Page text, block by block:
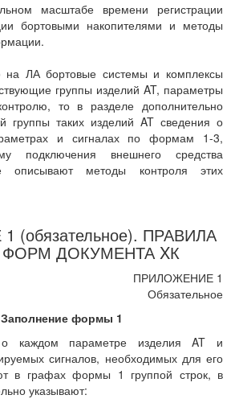
масштабе времени регистрации
бортовыми накопителями и методы
на ЛА бортовые системы и комплексы
группы изделий AT, параметры
то в разделе дополнительно
группы таких изделий AT сведения о
и сигналах по формам 1-3,
подключения внешнего средства
описывают методы контроля этих
(обязательное). ПРАВИЛА
ДОКУМЕНТА XК
ПРИЛОЖЕНИЕ 1
Обязательное
формы 1
каждом параметре изделия AT и
сигналов, необходимых для его
в графах формы 1 группой строк, в
указывают: